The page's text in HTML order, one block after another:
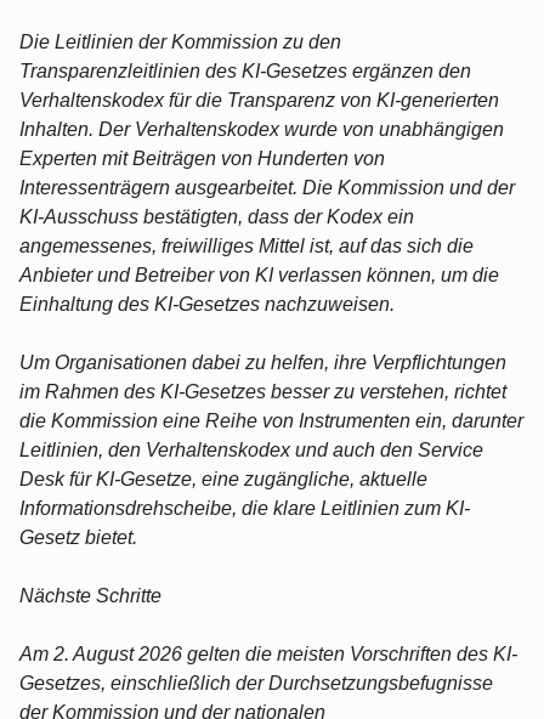
Die Leitlinien der Kommission zu den
Transparenzleitlinien des KI-Gesetzes ergänzen den
Verhaltenskodex für die Transparenz von KI-generierten
Inhalten. Der Verhaltenskodex wurde von unabhängigen
Experten mit Beiträgen von Hunderten von
Interessenträgern ausgearbeitet. Die Kommission und der
KI-Ausschuss bestätigten, dass der Kodex ein
angemessenes, freiwilliges Mittel ist, auf das sich die
Anbieter und Betreiber von KI verlassen können, um die
Einhaltung des KI-Gesetzes nachzuweisen.
Um Organisationen dabei zu helfen, ihre Verpflichtungen
im Rahmen des KI-Gesetzes besser zu verstehen, richtet
die Kommission eine Reihe von Instrumenten ein, darunter
Leitlinien, den Verhaltenskodex und auch den Service
Desk für KI-Gesetze, eine zugängliche, aktuelle
Informationsdrehscheibe, die klare Leitlinien zum KI-
Gesetz bietet.
Nächste Schritte
Am 2. August 2026 gelten die meisten Vorschriften des KI-
Gesetzes, einschließlich der Durchsetzungsbefugnisse
der Kommission und der nationalen